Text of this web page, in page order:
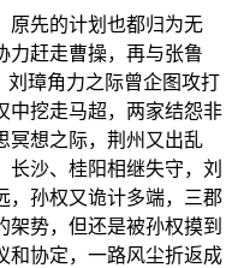
原先的计划也都归为无
力赶走曹操，再与张鲁
刘璋角力之际曾企图攻打
中挖走马超，两家结怨非
冥想之际，荆州又出乱
沙、桂阳相继失守，刘
，孙权又诡计多端，三郡
势，但还是被孙权摸到
和协定，一路风尘折返成